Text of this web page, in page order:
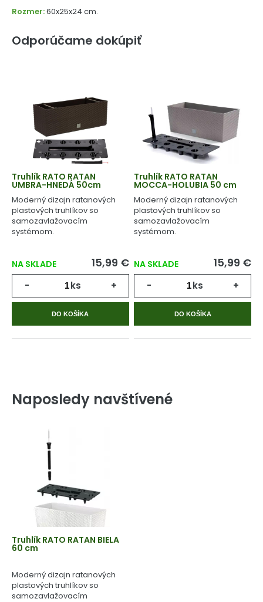
Rozmer:60x25x24 cm.
Odporúčame dokúpiť
Truhlík RATO RATAN
UMBRA-HNEDÁ 50cm
Moderný dizajn ratanových
plastových truhlíkov so
samozavlažovacím
systémom.
NA SKLADE 15,99 €
- ks +
DO KOŠÍKA
Truhlík RATO RATAN
MOCCA-HOLUBIA 50 cm
Moderný dizajn ratanových
plastových truhlíkov so
samozavlažovacím
systémom.
NA SKLADE 15,99 €
- ks +
DO KOŠÍKA
Naposledy navštívené
Truhlík RATO RATAN BIELA
60 cm
Moderný dizajn ratanových
plastových truhlíkov so
samozavlažovacím